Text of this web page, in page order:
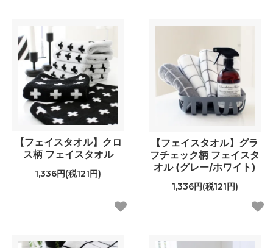
【フェイスタオル】クロ
ス柄 フェイスタオル
1,336円(税121円)
【フェイスタオル】グラ
フチェック柄 フェイスタ
オル (グレー/ホワイト)
1,336円(税121円)